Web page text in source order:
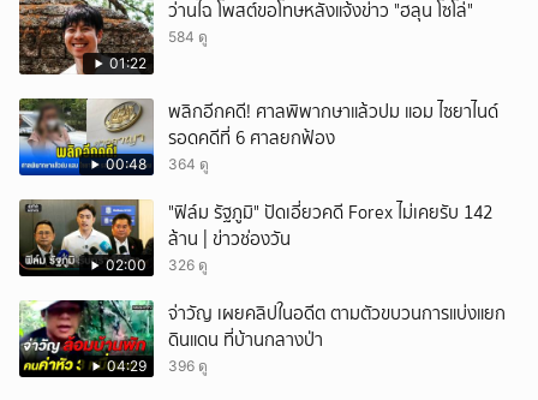
01:22
ว่านไฉ โพสต์ขอโทษหลังแจ้งข่าว "ฮลุน โซโล่"
584 ดู
00:48
พลิกอีกคดี! ศาลพิพากษาแล้วปม แอม ไซยาไนด์
รอดคดีที่ 6 ศาลยกฟ้อง
364 ดู
02:00
"ฟิล์ม รัฐภูมิ" ปัดเอี่ยวคดี Forex ไม่เคยรับ 142
ล้าน | ข่าวช่องวัน
326 ดู
04:29
จ่าวัญ เผยคลิปในอดีต ตามตัวขบวนการแบ่งแยก
ดินแดน ที่บ้านกลางป่า
396 ดู